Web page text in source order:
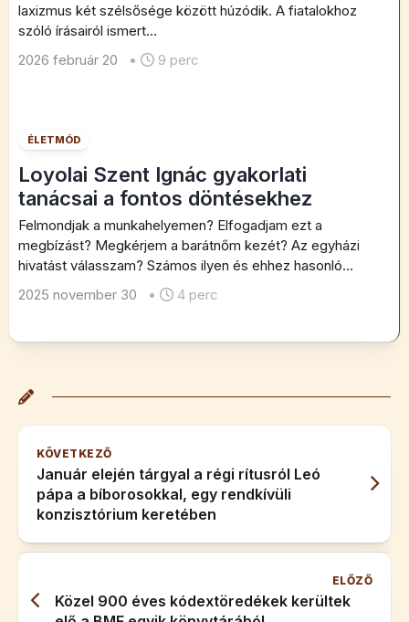
laxizmus két szélsősége között húzódik. A fiatalokhoz
szóló írásairól ismert...
2026 február 20
• 9 perc
ÉLETMÓD
Loyolai Szent Ignác gyakorlati
tanácsai a fontos döntésekhez
Felmondjak a munkahelyemen? Elfogadjam ezt a
megbízást? Megkérjem a barátnőm kezét? Az egyházi
hivatást válasszam? Számos ilyen és ehhez hasonló...
2025 november 30
• 4 perc
KÖVETKEZŐ
Január elején tárgyal a régi rítusról Leó
pápa a bíborosokkal, egy rendkívüli
konzisztórium keretében
ELŐZŐ
Közel 900 éves kódextöredékek kerültek